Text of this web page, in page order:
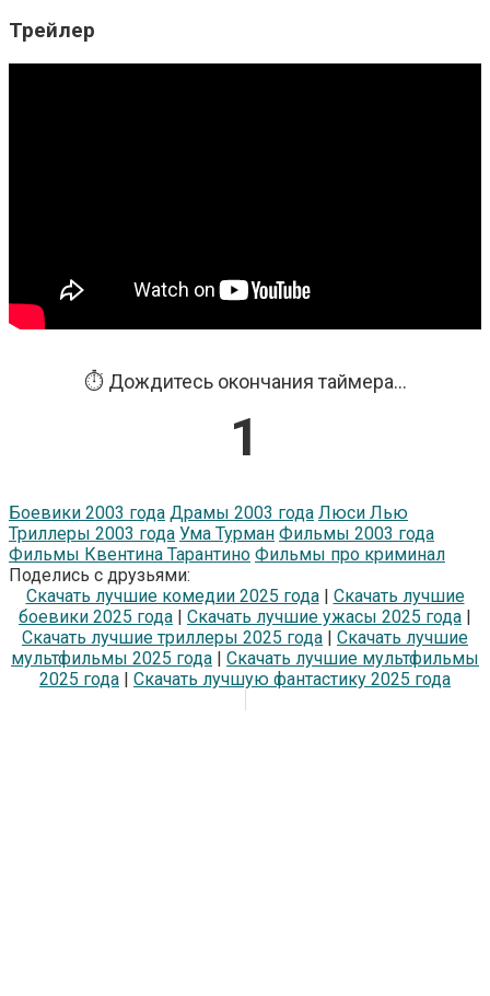
Трейлер
⏱️ Дождитесь окончания таймера...
1
Боевики 2003 года Драмы 2003 года Люси Лью
Триллеры 2003 года Ума Турман Фильмы 2003 года
Фильмы Квентина Тарантино Фильмы про криминал
Поделись с друзьями:
Скачать лучшие комедии 2025 года| Скачать лучшие
боевики 2025 года | Скачать лучшие ужасы 2025 года |
Скачать лучшие триллеры 2025 года | Скачать лучшие
мультфильмы 2025 года | Скачать лучшие мультфильмы
2025 года | Скачать лучшую фантастику 2025 года